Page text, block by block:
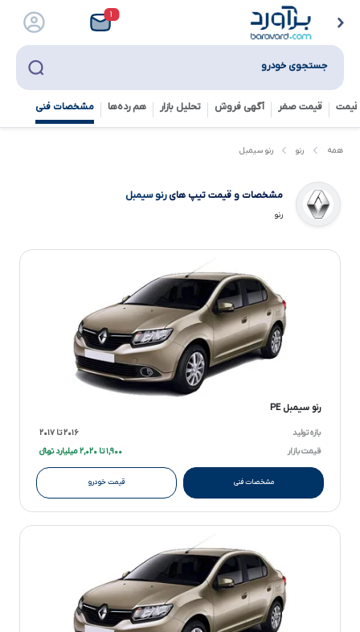
۱
جستجوی خودرو
قیمت صفر آگهی فروش تحلیل بازار هم رده‌ها‌ مشخصات فنی
همه رنو رنو سیمبل
مشخصات و قیمت تیپ هایرنو سیمبل
رنو
رنو سیمبل PE
بازه تولید
۲۰۱۶ تا ۲۰۱۷
قیمت بازار
۱,۹۰۰ تا ۲,۰۲۰ میلیارد تومانءءء
مشخصات فنی قیمت خودرو